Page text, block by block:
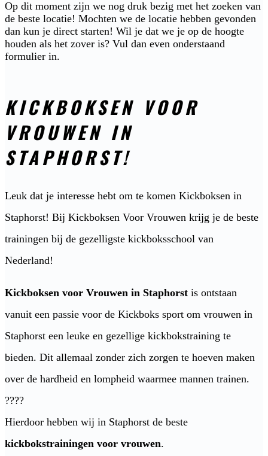
Op dit moment zijn we nog druk bezig met het zoeken van
de beste locatie! Mochten we de locatie hebben gevonden
dan kun je direct starten! Wil je dat we je op de hoogte
houden als het zover is? Vul dan even onderstaand
formulier in.
KICKBOKSEN VOOR
VROUWEN IN
STAPHORST!
Leuk dat je interesse hebt om te komen Kickboksen in
Staphorst! Bij Kickboksen Voor Vrouwen krijg je de beste
trainingen bij de gezelligste kickboksschool van
Nederland!
Kickboksen voor Vrouwen in Staphorst is ontstaan
vanuit een passie voor de Kickboks sport om vrouwen in
Staphorst een leuke en gezellige kickbokstraining te
bieden. Dit allemaal zonder zich zorgen te hoeven maken
over de hardheid en lompheid waarmee mannen trainen.
????
Hierdoor hebben wij in Staphorst de beste
kickbokstrainingen voor vrouwen.